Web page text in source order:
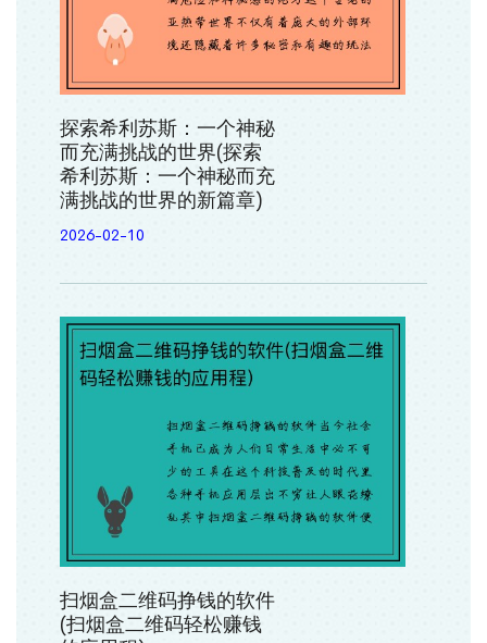
探索希利苏斯：一个神秘
而充满挑战的世界(探索
希利苏斯：一个神秘而充
满挑战的世界的新篇章)
2026-02-10
扫烟盒二维码挣钱的软件
(扫烟盒二维码轻松赚钱